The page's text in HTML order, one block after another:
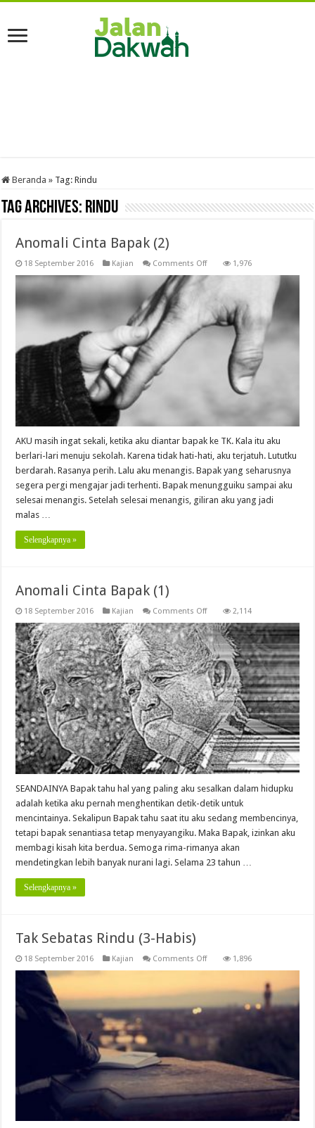
Beranda » Tag:Rindu
Tag Archives: Rindu
Anomali Cinta Bapak (2)
18 September 2016 Kajian Comments Offon
Cinta
1,976
AKU masih ingat sekali, ketika aku diantar bapak ke TK. Kala itu aku
berlari-lari menuju sekolah. Karena tidak hati-hati, aku terjatuh. Lututku
berdarah. Rasanya perih. Lalu aku menangis. Bapak yang seharusnya
segera pergi mengajar jadi terhenti. Bapak menungguiku sampai aku
selesai menangis. Setelah selesai menangis, giliran aku yang jadi
malas …
Selengkapnya »
Anomali Cinta Bapak (1)
18 September 2016 Kajian Comments Offon
Cinta
Bapak
(1)
2,114
SEANDAINYA Bapak tahu hal yang paling aku sesalkan dalam hidupku
adalah ketika aku pernah menghentikan detik-detik untuk
mencintainya. Sekalipun Bapak tahu saat itu aku sedang membencinya,
tetapi bapak senantiasa tetap menyayangiku. Maka Bapak, izinkan aku
membagi kisah kita berdua. Semoga rima-rimanya akan
mendetingkan lebih banyak nurani lagi. Selama 23 tahun …
Selengkapnya »
Tak Sebatas Rindu (3-Habis)
18 September 2016 Kajian Comments Offon
(3-
Habis)
1,896